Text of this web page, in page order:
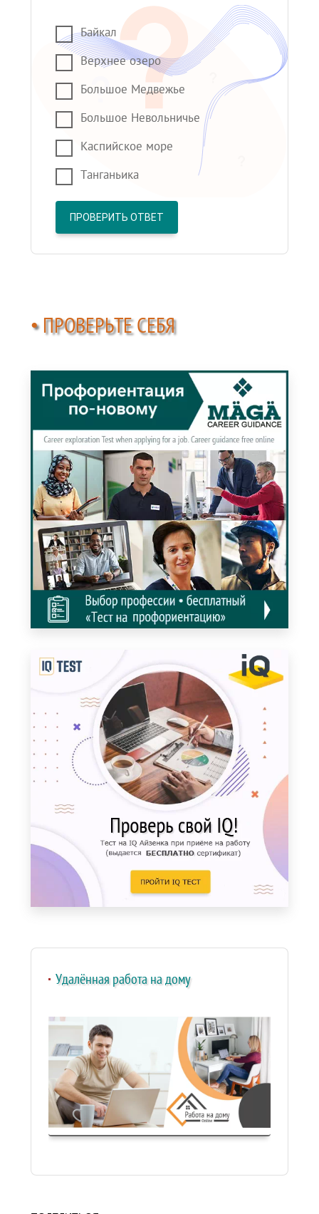
Байкал
Верхнее озеро
Большое Медвежье
Большое Невольничье
Каспийское море
Танганьика
ПРОВЕРИТЬ ОТВЕТ
• ПРОВЕРЬТЕ СЕБЯ
Удалённая работа на дому